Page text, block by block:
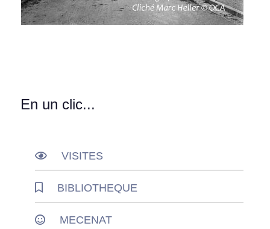
En un clic...
VISITES
BIBLIOTHEQUE
MECENAT